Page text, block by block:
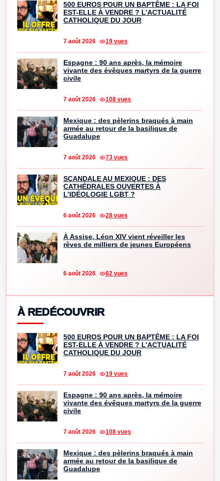
500 EUROS POUR UN BAPTÊME : LA FOI
EST-ELLE À VENDRE ? L’ACTUALITÉ
CATHOLIQUE DU JOUR
7 août 2026 19 vues
Espagne : 90 ans après, la mémoire
vivante des évêques martyrs de la guerre
civile
7 août 2026 108 vues
Mexique : des pèlerins braqués à main
armée au retour de la basilique de
Guadalupe
7 août 2026 73 vues
SCANDALE AU MEXIQUE : DES
CATHÉDRALES OUVERTES À
L’IDÉOLOGIE LGBT ?
6 août 2026 28 vues
À Assise, Léon XIV vient réveiller les
rêves de milliers de jeunes Européens
6 août 2026 62 vues
À REDÉCOUVRIR
500 EUROS POUR UN BAPTÊME : LA FOI
EST-ELLE À VENDRE ? L’ACTUALITÉ
CATHOLIQUE DU JOUR
7 août 2026 19 vues
Espagne : 90 ans après, la mémoire
vivante des évêques martyrs de la guerre
civile
7 août 2026 108 vues
Mexique : des pèlerins braqués à main
armée au retour de la basilique de
Guadalupe